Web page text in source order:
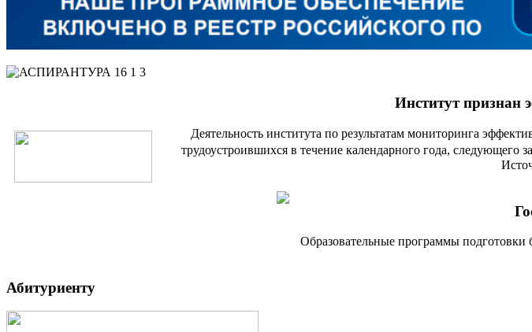
Институт признан
Деятельность института по результатам мониторинга
трудоустроившихся в течение календарного года,
Образовательные программы подготовки
Абитуриенту